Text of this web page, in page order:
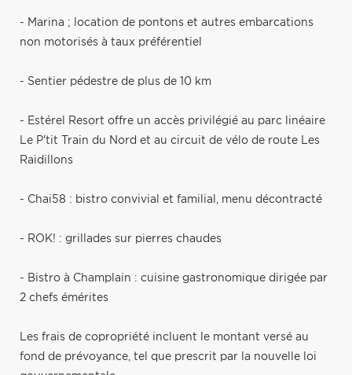
- Marina ; location de pontons et autres embarcations
non motorisés à taux préférentiel
- Sentier pédestre de plus de 10 km
- Estérel Resort offre un accès privilégié au parc linéaire
Le P'tit Train du Nord et au circuit de vélo de route Les
Raidillons
- Chai58 : bistro convivial et familial, menu décontracté
- ROK! : grillades sur pierres chaudes
- Bistro à Champlain : cuisine gastronomique dirigée par
2 chefs émérites
Les frais de copropriété incluent le montant versé au
fond de prévoyance, tel que prescrit par la nouvelle loi